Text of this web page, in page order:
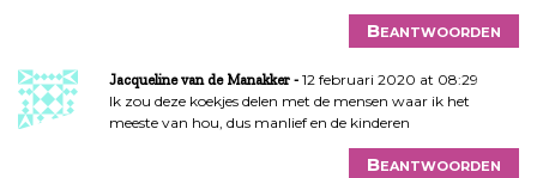
g
a
t
Beantwoorden
Jacqueline van de Manakker
12 februari 2020 at 08:29
Ik zou deze koekjes delen met de mensen waar ik het
meeste van hou, dus manlief en de kinderen
Beantwoorden